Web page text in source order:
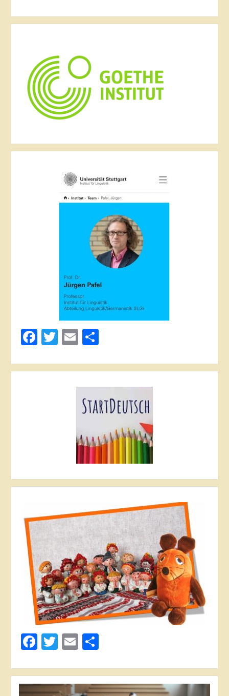
Facebook
Twitter
EmailShare
Facebook
Twitter
EmailShare